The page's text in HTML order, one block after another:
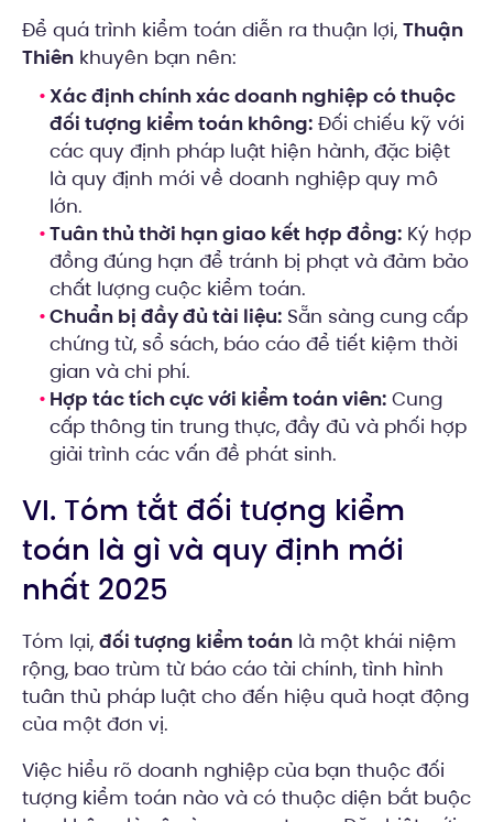
Để quá trình kiểm toán diễn ra thuận lợi, Thuận
Thiên khuyên bạn nên:
Xác định chính xác doanh nghiệp có thuộc
đối tượng kiểm toán không: Đối chiếu kỹ với
các quy định pháp luật hiện hành, đặc biệt
là quy định mới về doanh nghiệp quy mô
lớn.
Tuân thủ thời hạn giao kết hợp đồng: Ký hợp
đồng đúng hạn để tránh bị phạt và đảm bảo
chất lượng cuộc kiểm toán.
Chuẩn bị đầy đủ tài liệu: Sẵn sàng cung cấp
chứng từ, sổ sách, báo cáo để tiết kiệm thời
gian và chi phí.
Hợp tác tích cực với kiểm toán viên: Cung
cấp thông tin trung thực, đầy đủ và phối hợp
giải trình các vấn đề phát sinh.
VI. Tóm tắt đối tượng kiểm
toán là gì và quy định mới
nhất 2025
Tóm lại, đối tượng kiểm toán là một khái niệm
rộng, bao trùm từ báo cáo tài chính, tình hình
tuân thủ pháp luật cho đến hiệu quả hoạt động
của một đơn vị.
Việc hiểu rõ doanh nghiệp của bạn thuộc đối
tượng kiểm toán nào và có thuộc diện bắt buộc